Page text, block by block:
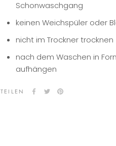
Schonwaschgang
keinen Weichspüler oder
nicht im Trockner trocknen
nach dem Waschen in
aufhängen
TEILEN